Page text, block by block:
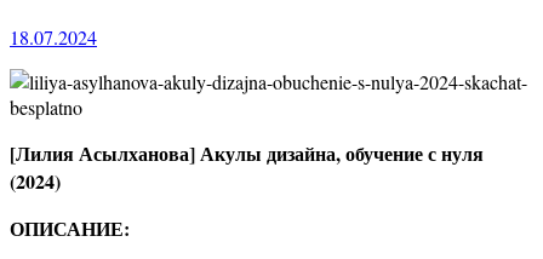
18.07.2024
[Лилия Асылханова] Акулы дизайна, обучение с нуля
(2024)
ОПИСАНИЕ: